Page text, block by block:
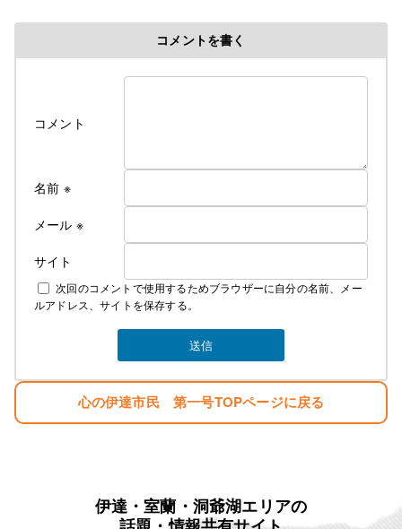
コメントを書く
コメント
名前 ※
メール ※
サイト
次回のコメントで使用するためブラウザーに自分の名前、メー
ルアドレス、サイトを保存する。
心の伊達市民 第一号TOPページに戻る
伊達・室蘭・洞爺湖エリアの